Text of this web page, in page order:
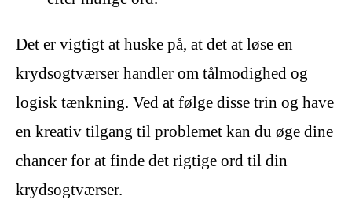
Det er vigtigt at huske på, at det at løse en
krydsogtværser handler om tålmodighed og
logisk tænkning. Ved at følge disse trin og have
en kreativ tilgang til problemet kan du øge dine
chancer for at finde det rigtige ord til din
krydsogtværser.